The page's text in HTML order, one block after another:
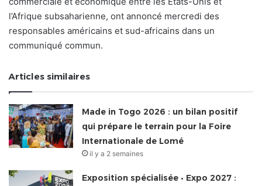
l’Afrique subsaharienne, ont annoncé mercredi des
responsables américains et sud-africains dans un
communiqué commun.
Articles similaires
Made in Togo 2026 : un bilan positif
qui prépare le terrain pour la Foire
Internationale de Lomé
il y a 2 semaines
Exposition spécialisée • Expo 2027 :